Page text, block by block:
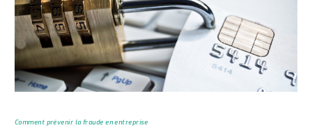
Comment prévenir la fraude en entreprise